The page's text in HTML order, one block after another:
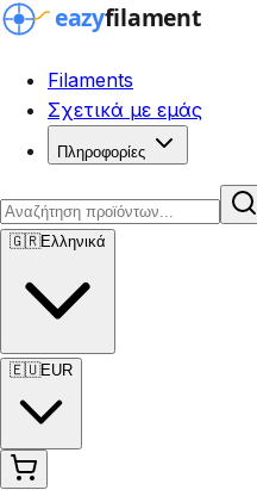
Filaments
Σχετικά με εμάς
Πληροφορίες
🇬🇷Ελληνικά
🇪🇺EUR